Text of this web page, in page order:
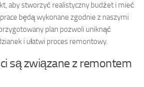
aby stworzyć realistyczny budżet i mieć
będą wykonane zgodnie z naszymi
plan pozwoli uniknąć
i ułatwi proces remontowy.
są związane z remontem